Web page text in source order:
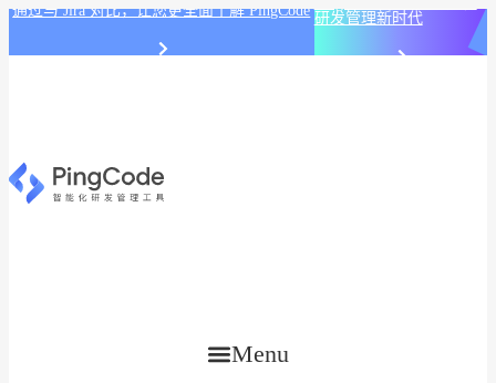
通过与 Jira 对比，让您更全面了解 PingCode 研发管理新时代
Menu